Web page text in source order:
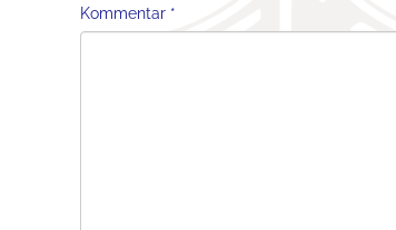
Kommentar *